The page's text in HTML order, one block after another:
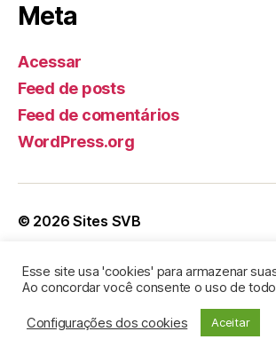
Meta
Acessar
Feed de posts
Feed de comentários
WordPress.org
© 2026Sites SVB
Esse site usa 'cookies' para armazenar
Ao concordar você consente o uso de
Configurações dos cookies Aceitar